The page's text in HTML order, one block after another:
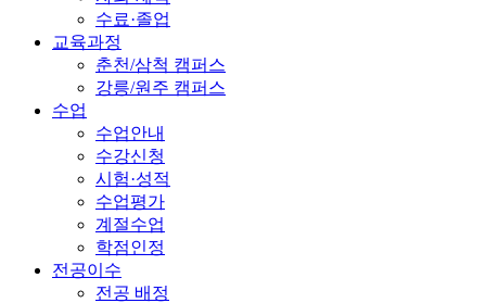
수료·졸업
교육과정
춘천/삼척 캠퍼스
강릉/원주 캠퍼스
수업
수업안내
수강신청
시험·성적
수업평가
계절수업
학점인정
전공이수
전공 배정